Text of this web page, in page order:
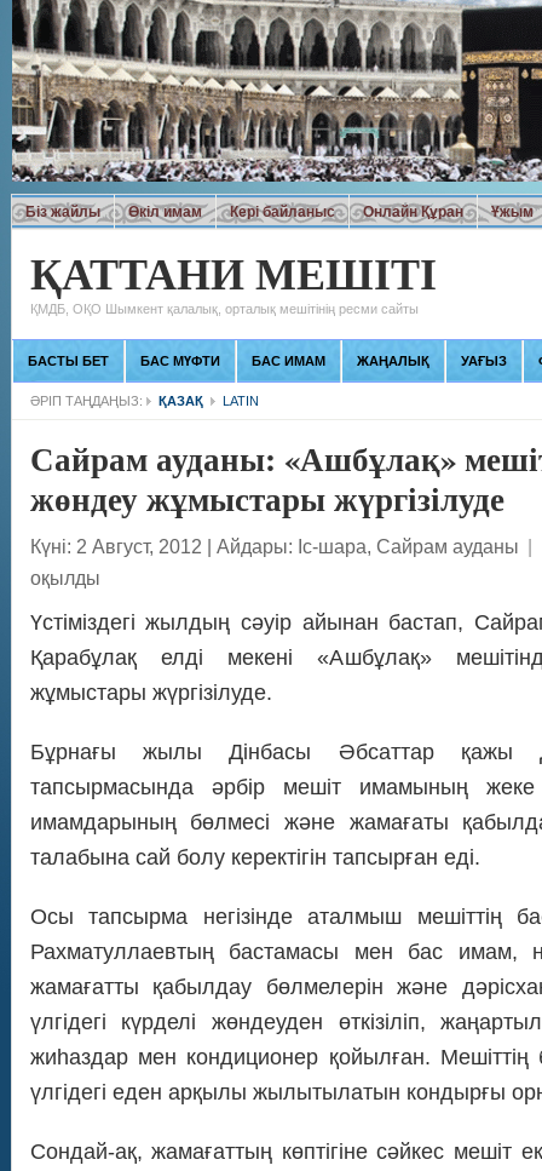
Біз жайлы Өкіл имам Кері байланыс Онлайн Құран Ұжым
ҚАТТАНИ МЕШІТІ
ҚМДБ, ОҚО Шымкент қалалық, орталық мешітінің ресми сайты
БАСТЫ БЕТ БАС МҮФТИ БАС ИМАМ ЖАҢАЛЫҚ УАҒЫЗ
ӘРІП ТАҢДАҢЫЗ: ҚАЗАҚ LATIN
Сайрам ауданы: «Ашбұлақ»
жөндеу жұмыстары жүргізілуде
Күні: 2 Август, 2012 | Айдары: Іс-шара, Сайрам ауданы |
оқылды
Үстіміздегі жылдың сәуір айынан бастап,
Қарабұлақ елді мекені «Ашбұлақ»
жұмыстары жүргізілуде.
Бұрнағы жылы Дінбасы Әбсаттар қажы
тапсырмасында әрбір мешіт имамының
имамдарының бөлмесі және жамағаты
талабына сай болу керектігін тапсырған еді.
Осы тапсырма негізінде аталмыш мешіттің
Рахматуллаевтың бастамасы мен бас имам,
жамағатты қабылдау бөлмелерін және
үлгідегі күрделі жөндеуден өткізіліп,
жиһаздар мен кондиционер қойылған. Мешіттің
үлгідегі еден арқылы жылытылатын кондырғы
Сондай-ақ, жамағаттың көптігіне сәйкес мешіт